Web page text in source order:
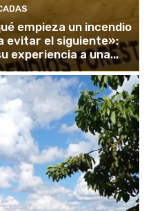
empieza un incendio
evitar el siguiente»:
experiencia a una...